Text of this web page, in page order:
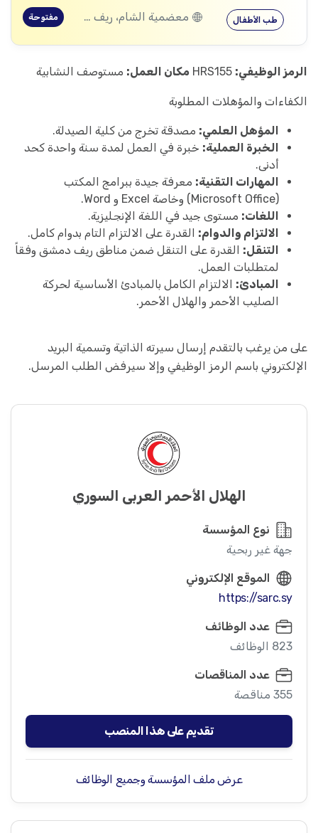
طب الأطفال معضمية الشام، ريف دمشق مفتوحة
الرمز الوظيفي: مكان العمل: مستوصف النشابية
الكفاءات والمؤهلات المطلوبة
المؤهل العلمي: مصدقة تخرج من كلية الصيدلة.
الخبرة العملية: خبرة في العمل لمدة سنة واحدة كحد
أدنى.
المهارات التقنية: معرفة جيدة ببرامج المكتب
(Microsoft Office) وخاصة Excel و Word.
اللغات: مستوى جيد في اللغة الإنجليزية.
الالتزام والدوام: القدرة على الالتزام التام بدوام كامل.
التنقل: القدرة على التنقل ضمن مناطق ريف دمشق وفقاً
لمتطلبات العمل.
المبادئ: الالتزام الكامل بالمبادئ الأساسية لحركة
الصليب الأحمر والهلال الأحمر.
على من يرغب بالتقدم إرسال سيرته الذاتية وتسمية البريد
الإلكتروني باسم الرمز الوظيفي وإلا سيرفض الطلب المرسل.
الهلال الأحمر العربي السوري
نوع المؤسسة
جهة غير ربحية
الموقع الإلكتروني
https://sarc.sy
عدد الوظائف
823 الوظائف
عدد المناقصات
355 مناقصة
تقديم على هذا المنصب
عرض ملف المؤسسة وجميع الوظائف